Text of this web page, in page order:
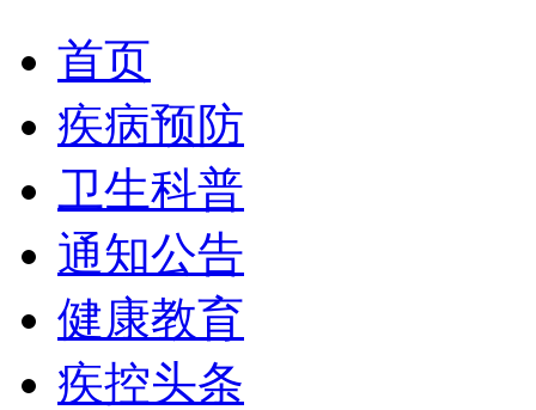
首页
疾病预防
卫生科普
通知公告
健康教育
疾控头条